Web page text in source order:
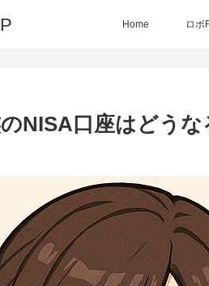
Home ロボ
NISA口座はどう